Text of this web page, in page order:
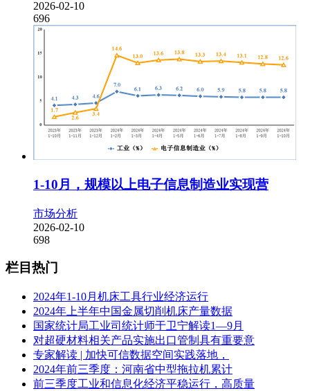
2026-02-10
696
1-10月，规模以上电子信息制造业实现营
市场分析
2026-02-10
698
栏目热门
2024年1-10月机床工具行业经济运行
2024年上半年中国金属切削机床产量数据
国家统计局工业司统计师于卫宁解读1—9月
对超硬材料相关产品实施出口管制具有重要意
专家解读 | 加快可信数据空间实践落地，
2024年前三季度：河南省中型拖拉机累计
前三季度工业和信息化经济平稳运行，高质量